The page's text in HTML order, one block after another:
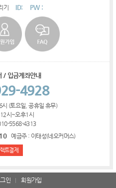
기 ID: PW :
/ 입금계좌안내
4928
(토요일, 공휴일 휴무)
시~오후1시
5568-4313
예금주 : 이태성(네오커머스)
트결제
인 회원가입